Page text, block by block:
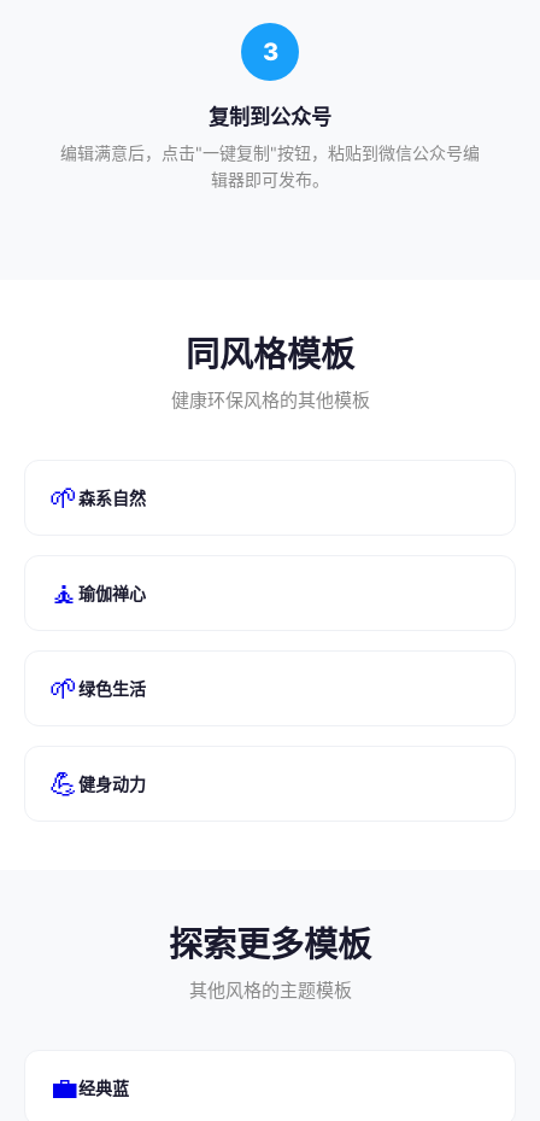
3
复制到公众号
编辑满意后，点击"一键复制"按钮，粘贴到微信公众号编
辑器即可发布。
同风格模板
健康环保风格的其他模板
🌱森系自然
🧘 瑜伽禅心
🌱绿色生活
💪健身动力
探索更多模板
其他风格的主题模板
💼经典蓝